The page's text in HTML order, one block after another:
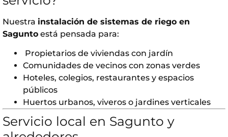
Nuestra instalación de sistemas de riego en
Sagunto está pensada para:
️ Propietarios de viviendas con jardín
Comunidades de vecinos con zonas verdes
Hoteles, colegios, restaurantes y espacios
públicos
Huertos urbanos, viveros o jardines verticales
Servicio local en Sagunto y